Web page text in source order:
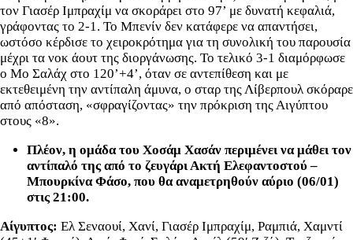
τον Γιασέρ Ιμπραχίμ να σκοράρει στο 97’ με δυνατή κεφαλιά,
γράφοντας το 2-1. Το Μπενίν δεν κατάφερε να απαντήσει,
ωστόσο κέρδισε το χειροκρότημα για τη συνολική του παρουσία
μέχρι τα νοκ άουτ της διοργάνωσης. Το τελικό 3-1 διαμόρφωσε
ο Μο Σαλάχ στο 120’+4’, όταν σε αντεπίθεση και με
εκτεθειμένη την αντίπαλη άμυνα, ο σταρ της Λίβερπουλ σκόραρε
από απόσταση, «σφραγίζοντας» την πρόκριση της Αιγύπτου
στους «8».
Πλέον, η ομάδα του Χοσάμ Χασάν περιμένει να μάθει τον
αντίπαλό της από το ζευγάρι Ακτή Ελεφαντοστού –
Μπουρκίνα Φάσο, που θα αναμετρηθούν αύριο (06/01)
στις 21:00.
Αίγυπτος: Ελ Σεναουί, Χανί, Γιασέρ Ιμπραχίμ, Ραμπιά, Χαμντί